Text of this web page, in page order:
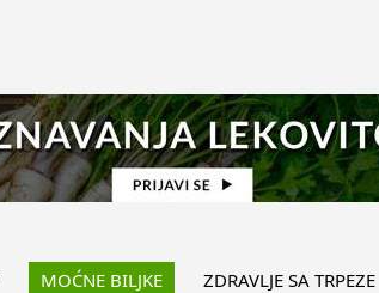
MOĆNE BILJKE ZDRAVLJE SA TRPEZE